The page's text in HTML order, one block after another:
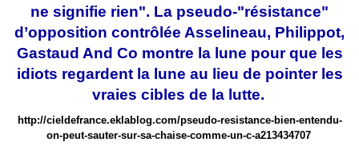
ne signifie rien". La pseudo-"résistance"
d’opposition contrôlée Asselineau, Philippot,
Gastaud And Co montre la lune pour que les
idiots regardent la lune au lieu de pointer les
vraies cibles de la lutte.
http://cieldefrance.eklablog.com/pseudo-resistance-bien-entendu-
on-peut-sauter-sur-sa-chaise-comme-un-c-a213434707